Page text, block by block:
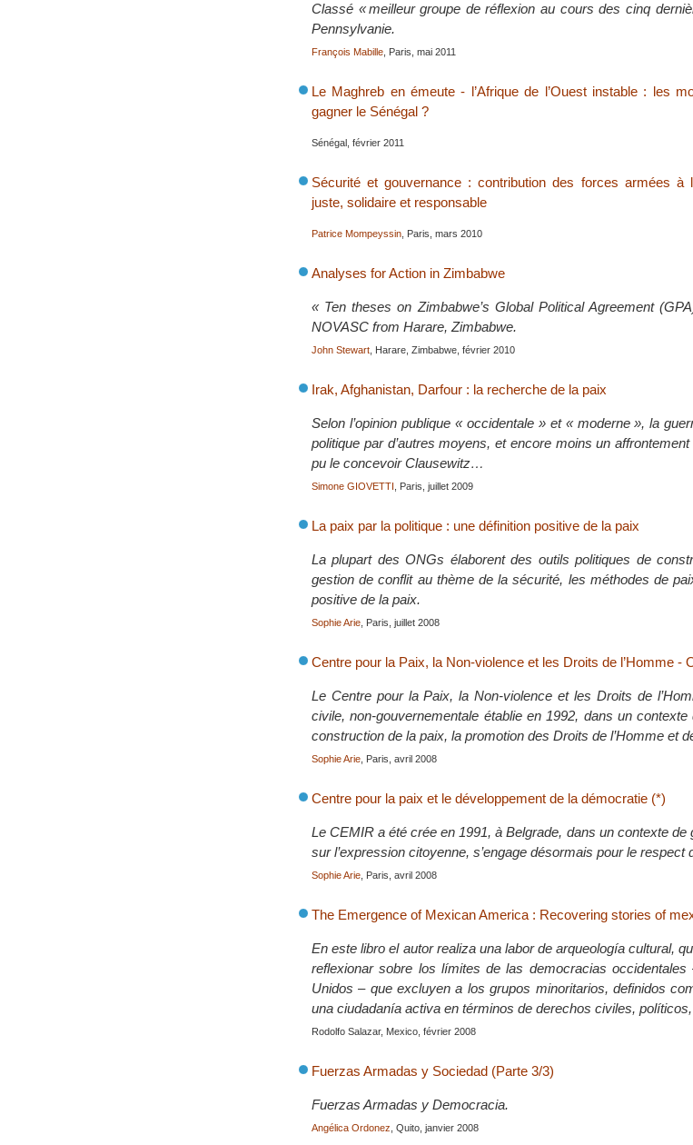
Classé « meilleur groupe de réflexion au cours des cinq
Pennsylvanie.
François Mabille , Paris, mai 2011
Le Maghreb en émeute - l’Afrique de l’Ouest instable : les
gagner le Sénégal ?
Sénégal, février 2011
Sécurité et gouvernance : contribution des forces armées à
juste, solidaire et responsable
Patrice Mompeyssin , Paris, mars 2010
Analyses for Action in Zimbabwe
« Ten theses on Zimbabwe’s Global Political Agreement
NOVASC from Harare, Zimbabwe.
John Stewart , Harare, Zimbabwe, février 2010
Irak, Afghanistan, Darfour : la recherche de la paix
Selon l’opinion publique « occidentale » et « moderne », la
politique par d’autres moyens, et encore moins un
pu le concevoir Clausewitz…
Simone GIOVETTI , Paris, juillet 2009
La paix par la politique : une définition positive de la paix
La plupart des ONGs élaborent des outils politiques de
gestion de conflit au thème de la sécurité, les méthodes de
positive de la paix.
Sophie Arie , Paris, juillet 2008
Centre pour la Paix, la Non-violence et les Droits de l’Homme -
Le Centre pour la Paix, la Non-violence et les Droits de
civile, non-gouvernementale établie en 1992, dans un
construction de la paix, la promotion des Droits de l’Homme et
Sophie Arie , Paris, avril 2008
Centre pour la paix et le développement de la démocratie (*)
Le CEMIR a été crée en 1991, à Belgrade, dans un contexte de
sur l’expression citoyenne, s’engage désormais pour le respect
Sophie Arie , Paris, avril 2008
The Emergence of Mexican America : Recovering stories of
En este libro el autor realiza una labor de arqueología cultural,
reflexionar sobre los límites de las democracias
Unidos – que excluyen a los grupos minoritarios, definidos
una ciudadanía activa en términos de derechos civiles,
Rodolfo Salazar, Mexico, février 2008
Fuerzas Armadas y Sociedad (Parte 3/3)
Fuerzas Armadas y Democracia.
Angélica Ordonez , Quito, janvier 2008